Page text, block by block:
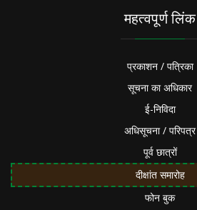
महत्वपूर्ण लिंक
प्रकाशन / पत्रिका
सूचना का अधिकार
ई-निविदा
अधिसूचना / परिपत्र
पूर्व छात्रों
दीक्षांत समारोह
फोन बुक